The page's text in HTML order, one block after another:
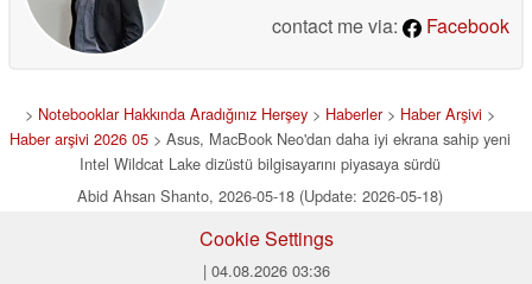
contact me via:
Facebook
> Notebooklar Hakkında Aradığınız Herşey > Haberler> Haber Arşivi >
Haber arşivi 2026 05 > Asus, MacBook Neo'dan daha iyi ekrana sahip yeni
Intel Wildcat Lake dizüstü bilgisayarını piyasaya sürdü
Abid Ahsan Shanto, 2026-05-18 (Update: 2026-05-18)
Cookie Settings
| 04.08.2026 03:36